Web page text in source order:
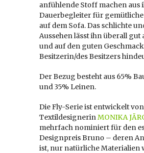
anfühlende Stoff machen aus
Dauerbegleiter für
auf dem Sofa. Das schlichte
Aussehen lässt ihn überall gut
und auf den guten
Besitzerin/des Besitzers
Der Bezug besteht aus 65%
und 35% Leinen.
Die Fly-Serie ist entwickelt von
TextildesignerinMONIKA
mehrfach nominiert für den
Designpreis Bruno – deren
ist, nur natürliche Materialien